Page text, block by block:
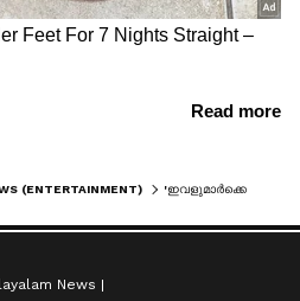
(ENTERTAINMENT)
News